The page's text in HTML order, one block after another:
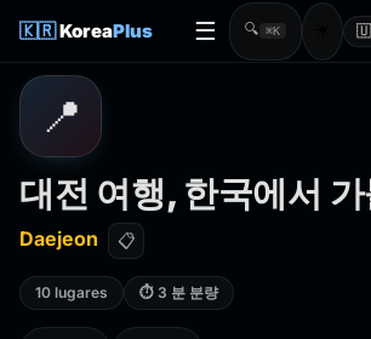
🇰🇷KoreaPlus ☰ 🔍 ⌘K
📍
대전 여행, 한국에서
Daejeon 📋
10 lugares ⏱ 3 분 분량